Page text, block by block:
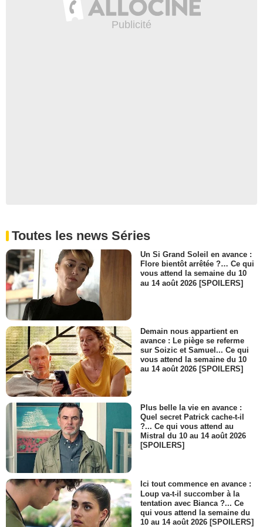
Toutes les news Séries
Un Si Grand Soleil en avance :
Flore bientôt arrêtée ?… Ce qui
vous attend la semaine du 10
au 14 août 2026 [SPOILERS]
Demain nous appartient en
avance : Le piège se referme
sur Soizic et Samuel... Ce qui
vous attend la semaine du 10
au 14 août 2026 [SPOILERS]
Plus belle la vie en avance :
Quel secret Patrick cache-t-il
?... Ce qui vous attend au
Mistral du 10 au 14 août 2026
[SPOILERS]
Ici tout commence en avance :
Loup va-t-il succomber à la
tentation avec Bianca ?... Ce
qui vous attend la semaine du
10 au 14 août 2026 [SPOILERS]